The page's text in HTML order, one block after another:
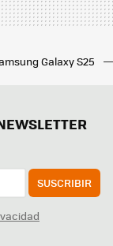
Galaxy S25
SUSCRIBIR